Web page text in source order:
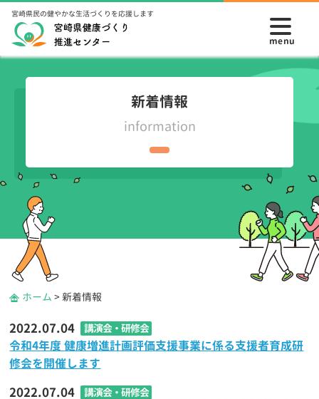
宮崎県民の健やかな生活づくりを応援します
新着情報
information
ホーム >新着情報
2022.07.04 講演会・研修会
令和4年度 健康増進計画評価支援事業に係る支援者育成研
修会を開催します
2022.07.04 講演会・研修会